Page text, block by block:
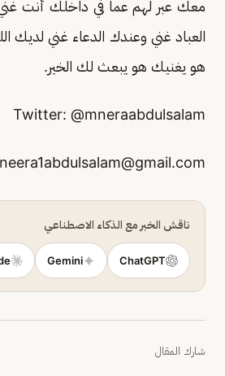
معك عبر لهم عما في داخلك أنت
العباد غني وعندك الدعاء غني لديك
هو يغنيك هو يبعث لك الخير.
Twitter: @mneraabdulsalam
ناقش الخبر مع الذكاء الاصطناعي
ChatGPT
Gemini
شارك المقال